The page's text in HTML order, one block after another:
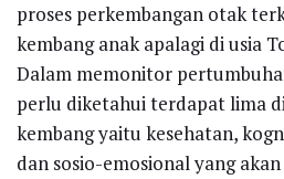
proses perkembangan otak
kembang anak apalagi di usia
Dalam memonitor
perlu diketahui terdapat lima
kembang yaitu kesehatan,
dan sosio-emosional yang